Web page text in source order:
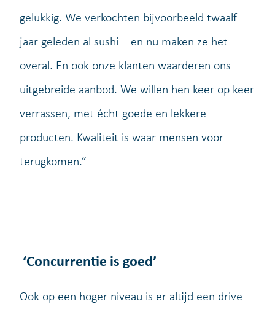
gelukkig. We verkochten bijvoorbeeld twaalf
jaar geleden al sushi – en nu maken ze het
overal. En ook onze klanten waarderen ons
uitgebreide aanbod. We willen hen keer op keer
verrassen, met écht goede en lekkere
producten. Kwaliteit is waar mensen voor
terugkomen.”
‘Concurrentie is goed’
Ook op een hoger niveau is er altijd een drive